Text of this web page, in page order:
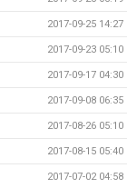
2017-09-25 14:27
2017-09-23 05:10
2017-09-17 04:30
2017-09-08 06:35
2017-08-26 05:10
2017-08-15 05:40
2017-07-02 04:58